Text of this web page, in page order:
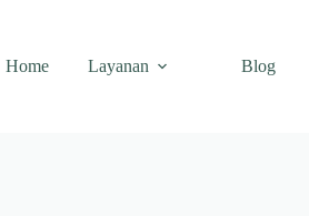
Home
Layanan Blog